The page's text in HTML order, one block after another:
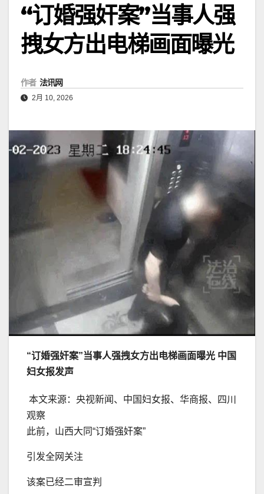
“订婚强奸案”当事人强
拽女方出电梯画面曝光
作者 法讯网
2月 10, 2026
“订婚强奸案”当事人强拽女方出电梯画面曝光 中国
妇女报发声
本文来源：央视新闻、中国妇女报、华商报、四川
观察
此前，山西大同“订婚强奸案”
引发全网关注
该案已经二审宣判